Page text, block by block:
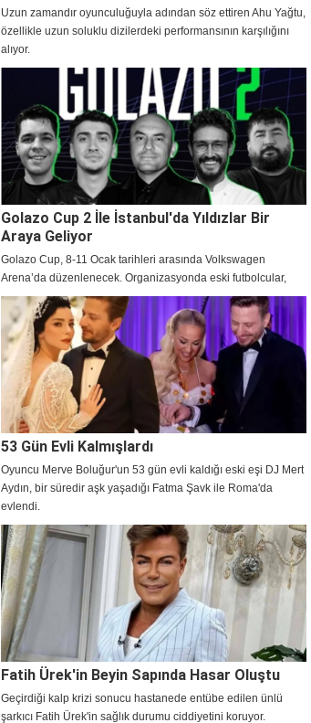
Uzun zamandır oyunculuğuyla adından söz ettiren Ahu Yağtu,
özellikle uzun soluklu dizilerdeki performansının karşılığını
alıyor.
Golazo Cup 2 İle İstanbul'da Yıldızlar Bir
Araya Geliyor
Golazo Cup, 8-11 Ocak tarihleri arasında Volkswagen
Arena’da düzenlenecek. Organizasyonda eski futbolcular,
sanat dünyasından isimler ve dijital yayıncılar yer alacak.
53 Gün Evli Kalmışlardı
Oyuncu Merve Boluğur'un 53 gün evli kaldığı eski eşi DJ Mert
Aydın, bir süredir aşk yaşadığı Fatma Şavk ile Roma'da
evlendi.
Fatih Ürek'in Beyin Sapında Hasar Oluştu
Geçirdiği kalp krizi sonucu hastanede entübe edilen ünlü
şarkıcı Fatih Ürek'in sağlık durumu ciddiyetini koruyor.